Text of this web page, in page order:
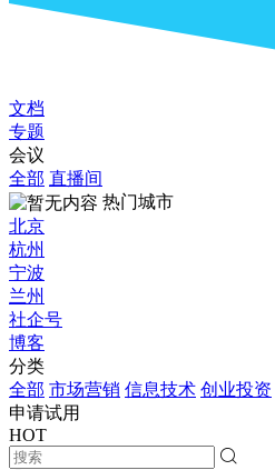
文档
专题
会议
全部 直播间
热门城市
北京
杭州
宁波
兰州
社企号
博客
分类
全部 市场营销 信息技术 创业投资
申请试用
HOT